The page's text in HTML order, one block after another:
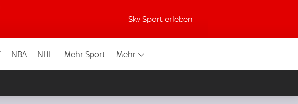
Sky Sport erleben
NBA NHL Mehr Sport Mehr